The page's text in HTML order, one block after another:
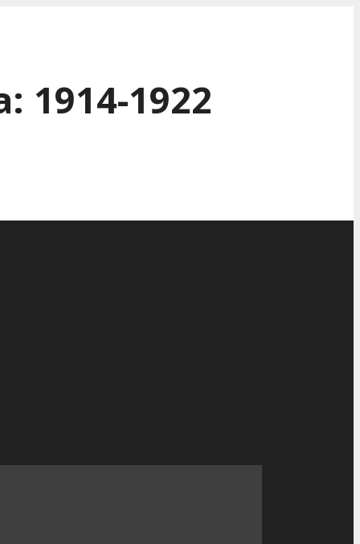
1914-1922